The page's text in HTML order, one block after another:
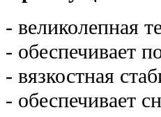
- великолепная
- обеспечивает
- вязкостная
- обеспечивает